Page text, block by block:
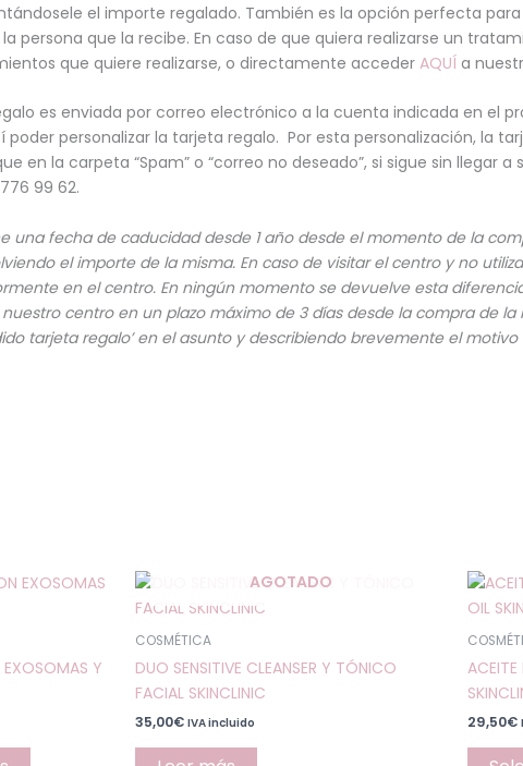
el importe regalado. También es la opción perfecta
persona que la recibe. En caso de que quiera realizarse un
que quiere realizarse, o directamente acceder AQUÍ a
es enviada por correo electrónico a la cuenta indicada en el
poder personalizar la tarjeta regalo. Por esta personalización, la
en la carpeta “Spam” o “correo no deseado”, si sigue sin
99 62.
una fecha de caducidad desde 1 año desde el momento de la
el importe de la misma. En caso de visitar el centro y no
en el centro. En ningún momento se devuelve esta
centro en un plazo máximo de 3 días desde la compra de
tarjeta regalo’ en el asunto y describiendo brevemente el
Y
Este
múltiples
AGOTADO
COSMÉTICA
DUO SENSITIVE CLEANSER Y TÓNICO
FACIAL SKINCLINIC
35,00€ IVA incluido
ACEITE
29,50€